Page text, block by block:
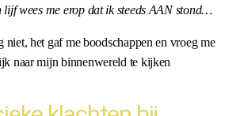
wees me erop dat ik steeds AAN stond…
niet, het gaf me boodschappen en vroeg me
naar mijn binnenwereld te kijken